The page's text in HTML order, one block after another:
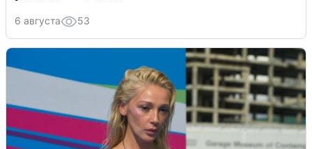
6 августа 53